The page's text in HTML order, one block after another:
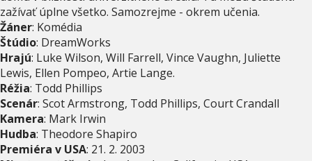
zažívať úplne všetko. Samozrejme - okrem učenia.
Žáner: Komédia
Štúdio: DreamWorks
Hrajú: Luke Wilson, Will Farrell, Vince Vaughn, Juliette
Lewis, Ellen Pompeo, Artie Lange.
Réžia: Todd Phillips
Scenár: Scot Armstrong, Todd Phillips, Court Crandall
Kamera: Mark Irwin
Hudba: Theodore Shapiro
Premiéra v USA: 21. 2. 2003